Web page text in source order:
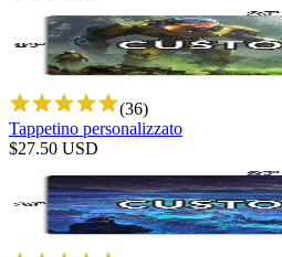
(36)
Tappetino personalizzato
$27.50 USD